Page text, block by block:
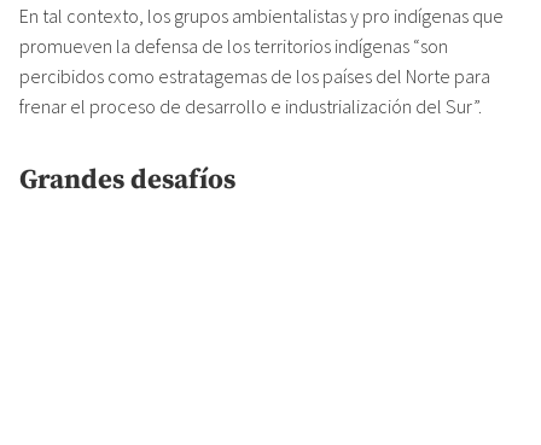
En tal contexto, los grupos ambientalistas y pro indígenas que
promueven la defensa de los territorios indígenas “son
percibidos como estratagemas de los países del Norte para
frenar el proceso de desarrollo e industrialización del Sur”.
Grandes desafíos